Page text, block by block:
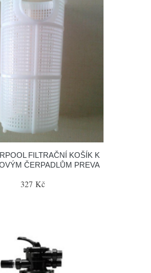
FILTRAČNÍ KOŠÍK K
ČERPADLŮM PREVA
327 Kč